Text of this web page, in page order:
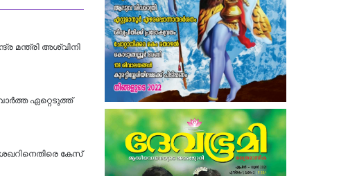
മന്ത്രി അശ്വിനി
ഏറ്റെടുത്ത്
കേസ്